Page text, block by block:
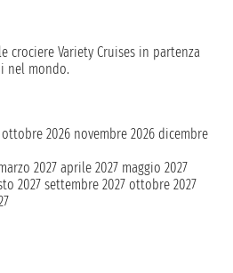
crociere Variety Cruises in partenza
nel mondo.
ottobre 2026 novembre 2026 dicembre
2027 aprile 2027 maggio 2027
2027 settembre 2027 ottobre 2027